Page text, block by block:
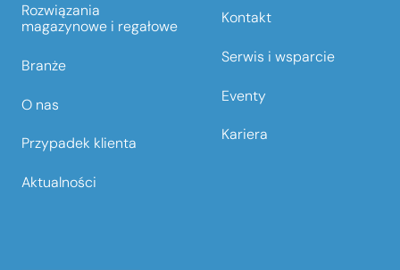
Rozwiązania
magazynowe i regałowe
Branże
O nas
Przypadek klienta
Aktualności
Kontakt
Serwis i wsparcie
Eventy
Kariera